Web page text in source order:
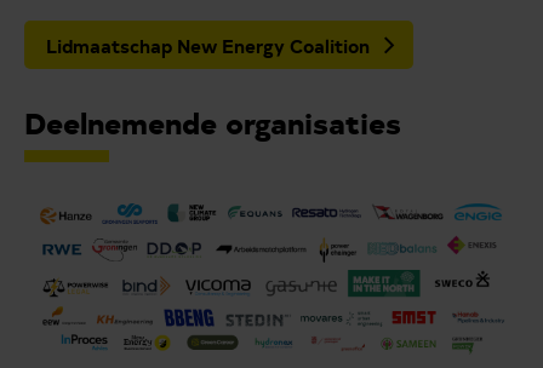
Lidmaatschap New Energy Coalition
Deelnemende organisaties